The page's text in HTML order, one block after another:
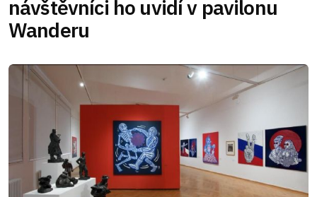
návštěvníci ho uvidí v pavilonu
Wanderu